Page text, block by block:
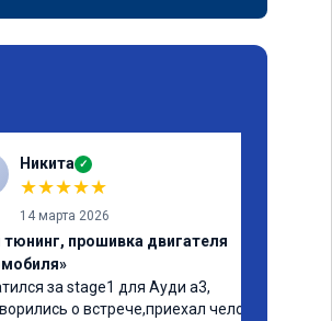
Никита ✓
★★★★★
14 марта 2026
тюнинг, прошивка двигателя
за stage1 для Ауди а3,
о встрече,приехал человек